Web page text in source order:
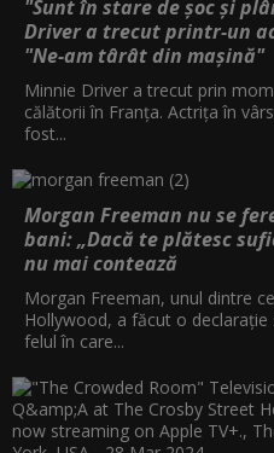
"Sunt în stare de șoc și
Driver a trecut printr-un
"Ne-am târât din mașină"
Minnie Driver a trecut prin
călătorii în Franța. Actrița în
fost...
Morgan Freeman nu se
bani: „Dacă te plătesc
nu mai contează
Morgan Freeman, unul dintre
Hollywood, a făcut o
felul în care...